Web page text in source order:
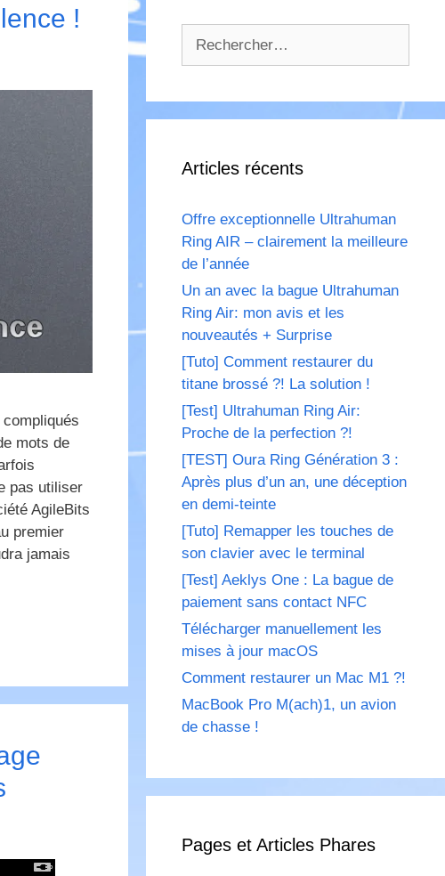
!
mots de
pas utiliser
AgileBits
premier
jamais
Articles récents
Offre exceptionnelle Ultrahuman
Ring AIR – clairement la meilleure
de l’année
Un an avec la bague Ultrahuman
Ring Air: mon avis et les
nouveautés + Surprise
[Tuto] Comment restaurer du
titane brossé ?! La solution !
[Test] Ultrahuman Ring Air:
Proche de la perfection ?!
[TEST] Oura Ring Génération 3 :
Après plus d’un an, une déception
en demi-teinte
[Tuto] Remapper les touches de
son clavier avec le terminal
[Test] Aeklys One : La bague de
paiement sans contact NFC
Télécharger manuellement les
mises à jour macOS
Comment restaurer un Mac M1 ?!
MacBook Pro M(ach)1, un avion
de chasse !
Pages et Articles Phares